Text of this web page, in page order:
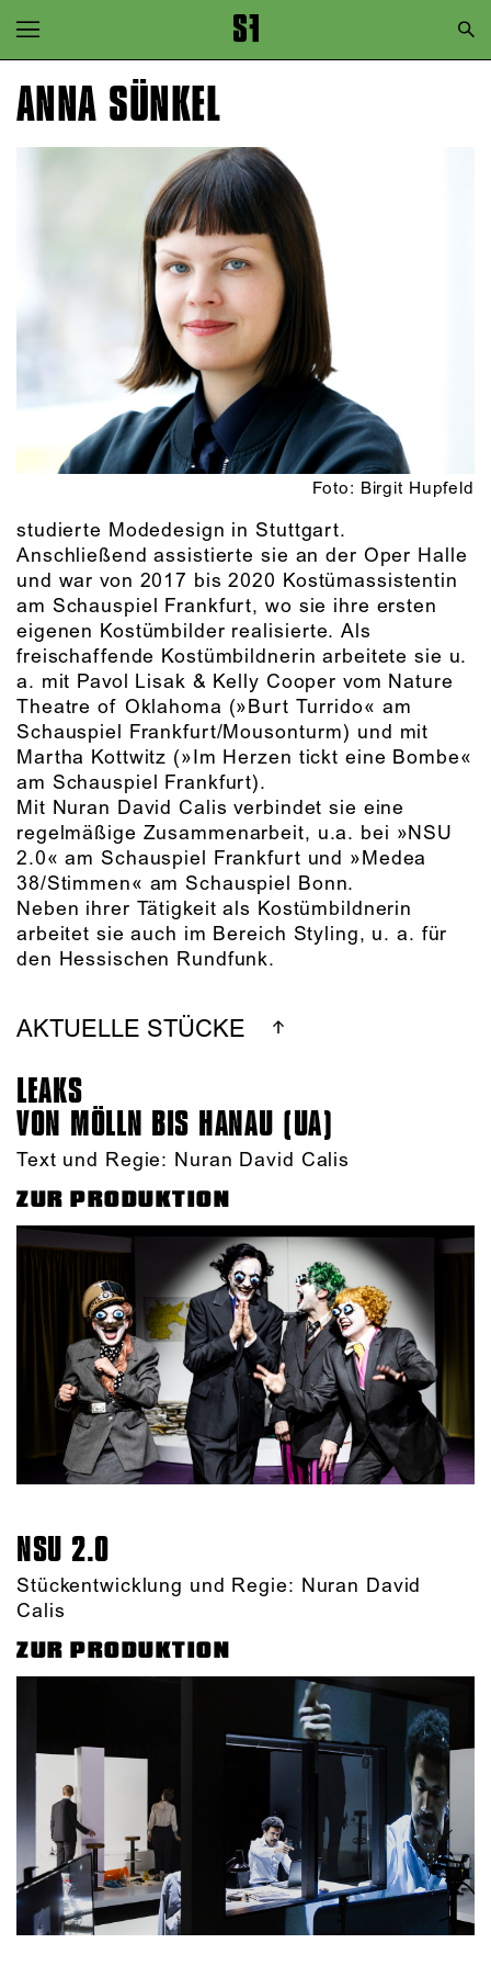
Zur Hauptnavigation springen
Zum Hauptinhalt springen
ANNA SÜNKEL
Foto: Birgit Hupfeld
studierte Modedesign in Stuttgart.
Anschließend assistierte sie an der Oper Halle
und war von 2017 bis 2020 Kostümassistentin
am Schauspiel Frankfurt, wo sie ihre ersten
eigenen Kostümbilder realisierte. Als
freischaffende Kostümbildnerin arbeitete sie u.
a. mit Pavol Lisak & Kelly Cooper vom Nature
Theatre of Oklahoma (»Burt Turrido« am
Schauspiel Frankfurt/Mousonturm) und mit
Martha Kottwitz (»Im Herzen tickt eine Bombe«
am Schauspiel Frankfurt).
Mit Nuran David Calis verbindet sie eine
regelmäßige Zusammenarbeit, u.a. bei »NSU
2.0« am Schauspiel Frankfurt und »Medea
38/Stimmen« am Schauspiel Bonn.
Neben ihrer Tätigkeit als Kostümbildnerin
arbeitet sie auch im Bereich Styling, u. a. für
den Hessischen Rundfunk.
AKTUELLE STÜCKE
LEAKS
VON MÖLLN BIS HANAU (UA)
Text und Regie: Nuran David Calis
ZUR PRODUKTION
NSU 2.0
Stückentwicklung und Regie: Nuran David
Calis
ZUR PRODUKTION